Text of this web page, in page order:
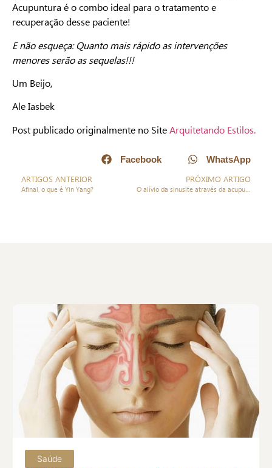
Acupuntura é o combo ideal para o tratamento e
recuperação desse paciente!
E não esqueça: Quanto mais rápido as intervenções
menores serão as sequelas!!!
Um Beijo,
Ale Iasbek
Post publicado originalmente no SiteArquitetando Estilos.
Facebook
WhatsApp
ARTIGOS ANTERIOR
Afinal, o que é Yin Yang?
PRÓXIMO ARTIGO
O alívio da sinusite através da acupuntura
Saúde